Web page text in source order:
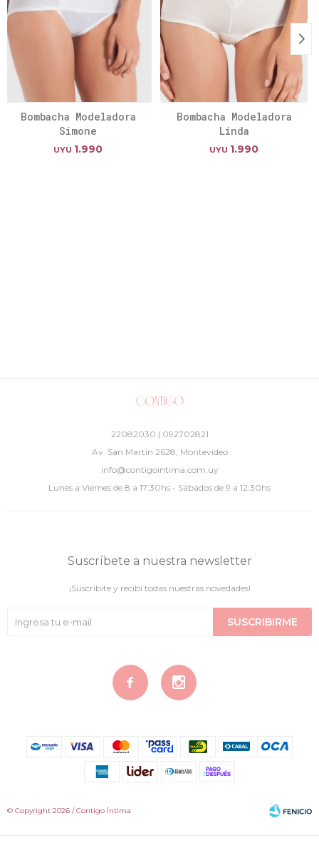
Bombacha Modeladora
Simone
UYU 1.990
Bombacha Modeladora
Linda
UYU 1.990
22082030 | 092702821
Av. San Martín 2628, Montevideo
info@contigointima.com.uy
Lunes a Viernes de 8 a 17:30hs - Sábados de 9 a 12:30hs
Suscríbete a nuestra newsletter
¡Suscribite y recibí todas nuestras novedades!
SUSCRIBIRME
 
© Copyright 2026 / Contigo Íntima